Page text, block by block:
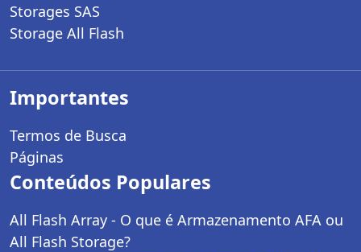
Storages SAS
Storage All Flash
Importantes
Termos de Busca
Páginas
Conteúdos Populares
All Flash Array - O que é Armazenamento AFA ou
All Flash Storage?